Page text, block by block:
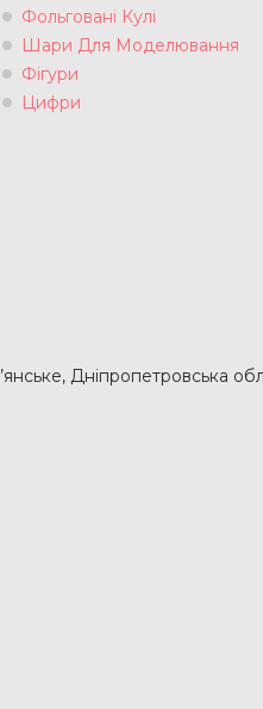
Фольговані Кулі
Шари Для Моделювання
Фігури
Цифри
Дніпропетровська